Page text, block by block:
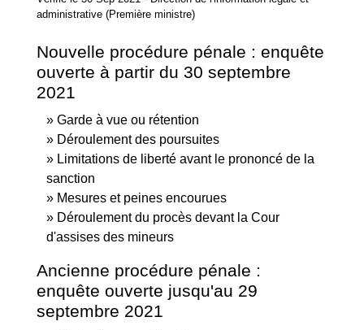
administrative (Première ministre)
Nouvelle procédure pénale : enquête
ouverte à partir du 30 septembre
2021
Garde à vue ou rétention
Déroulement des poursuites
Limitations de liberté avant le prononcé de la
sanction
Mesures et peines encourues
Déroulement du procès devant la Cour
d'assises des mineurs
Ancienne procédure pénale :
enquête ouverte jusqu'au 29
septembre 2021